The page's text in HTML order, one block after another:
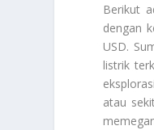
Berikut
dengan
USD.
listrik
atau